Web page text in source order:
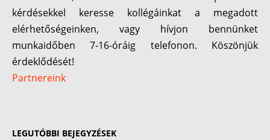
kérdésekkel keresse kollégáinkat a megadott
elérhetőségeinken, vagy hívjon bennünket
munkaidőben 7-16-óráig telefonon. Köszönjük
érdeklődését!
Partnereink
LEGUTÓBBI BEJEGYZÉSEK